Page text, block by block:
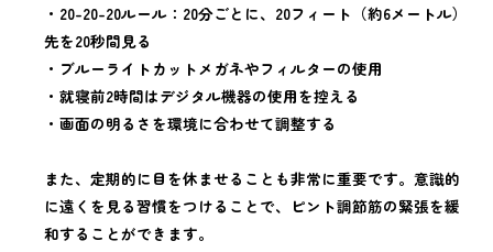
・20-20-20ルール：20分ごとに、20フィート（約6メートル）
先を20秒間見る
・ブルーライトカットメガネやフィルターの使用
・就寝前2時間はデジタル機器の使用を控える
・画面の明るさを環境に合わせて調整する
また、定期的に目を休ませることも非常に重要です。意識的
に遠くを見る習慣をつけることで、ピント調節筋の緊張を緩
和することができます。